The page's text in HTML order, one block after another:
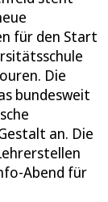
für den Start
Die
bundesweit
an. Die
Abend für